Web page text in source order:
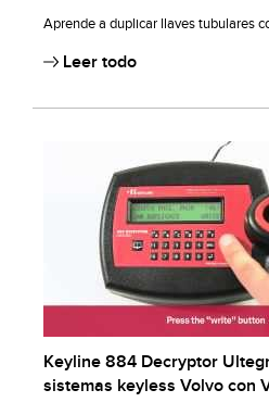
Aprende a duplicar llaves tubulares
Leer todo
Keyline 884 Decryptor
sistemas keyless Volvo con